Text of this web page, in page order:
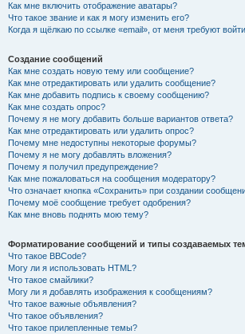
Как мне включить отображение аватары?
Что такое звание и как я могу изменить его?
Когда я щёлкаю по ссылке «email», от меня требуют
Создание сообщений
Как мне создать новую тему или сообщение?
Как мне отредактировать или удалить сообщение?
Как мне добавить подпись к своему сообщению?
Как мне создать опрос?
Почему я не могу добавить больше вариантов ответа?
Как мне отредактировать или удалить опрос?
Почему мне недоступны некоторые форумы?
Почему я не могу добавлять вложения?
Почему я получил предупреждение?
Как мне пожаловаться на сообщения модератору?
Что означает кнопка «Сохранить» при создании
Почему моё сообщение требует одобрения?
Как мне вновь поднять мою тему?
Форматирование сообщений и типы создаваемых
Что такое BBCode?
Могу ли я использовать HTML?
Что такое смайлики?
Могу ли я добавлять изображения к сообщениям?
Что такое важные объявления?
Что такое объявления?
Что такое прилепленные темы?